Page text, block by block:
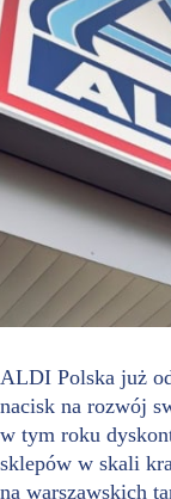
ALDI Polska już
nacisk na rozwój
w tym roku
sklepów w skali
na warszawskich